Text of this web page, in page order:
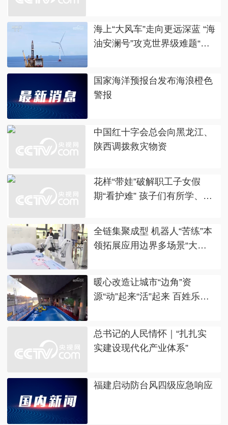
亮点
海上“大风车”走向更远深蓝 “海
油安澜号”攻克世界级难题“生
国家海洋预报台发布海浪橙色
警报
中国红十字会总会向黑龙江、
陕西调拨救灾物资
花样“带娃”破解职工子女假
期“看护难” 孩子们有所学、有
全链集聚成型 机器人“苦练”本
领拓展应用边界多场景“大显
暖心改造让城市“边角”资
源“动”起来“活”起来 百姓乐
总书记的人民情怀｜“扎扎实
实建设现代化产业体系”
福建启动防台风四级应急响应